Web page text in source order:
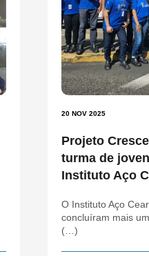
20 NOV 2025
Projeto
turma de
Instituto Aço
O Instituto Aço
concluíram mais
(…)